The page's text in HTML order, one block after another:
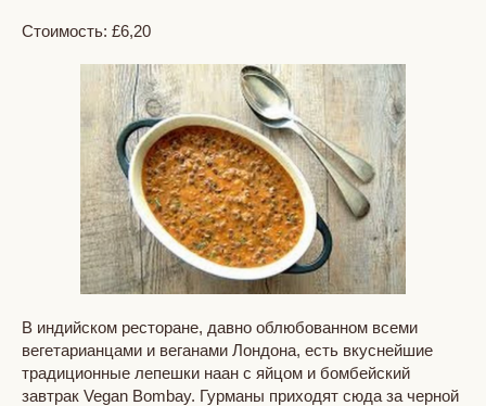
Стоимость: £6,20
В индийском ресторане, давно облюбованном всеми
вегетарианцами и веганами Лондона, есть вкуснейшие
традиционные лепешки наан с яйцом и бомбейский
завтрак Vegan Bombay. Гурманы приходят сюда за черной